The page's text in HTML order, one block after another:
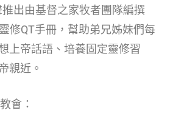
出由基督之家牧者團隊編撰
靈修QT手冊，幫助弟兄姊妹們每
上帝話語、培養固定靈修習
親近。
會：